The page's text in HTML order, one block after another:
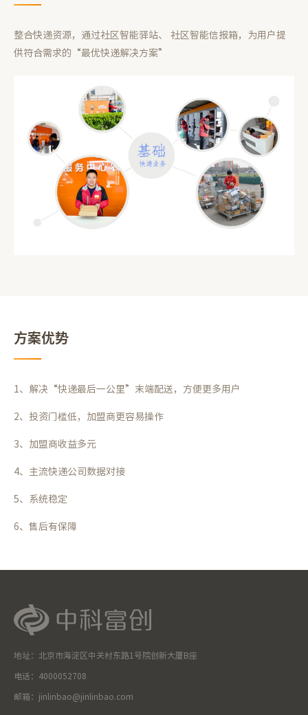
整合快递资源，通过社区智能驿站、 社区智能信报箱，为用户提
供符合需求的“最优快递解决方案”
方案优势
1、解决“快递最后一公里”末端配送，方便更多用户
2、投资门槛低，加盟商更容易操作
3、加盟商收益多元
4、主流快递公司数据对接
5、系统稳定
6、售后有保障
地址：北京市海淀区中关村东路1号院创新大厦B座
电话：4000052708
邮箱：jinlinbao@jinlinbao.com